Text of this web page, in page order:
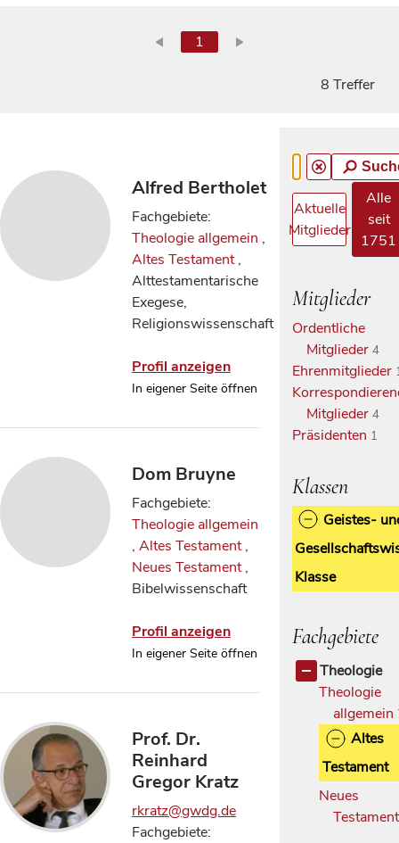
1
8 Treffer
Alfred Bertholet
Fachgebiete:
Theologie allgemein ,
Altes Testament,
Alttestamentarische
Exegese,
Religionswissenschaft
Profil anzeigen
In eigener Seite öffnen
Dom Bruyne
Fachgebiete:
Theologie allgemein
, Altes Testament,
Neues Testament,
Bibelwissenschaft
Profil anzeigen
In eigener Seite öffnen
Prof. Dr.
Reinhard
Gregor Kratz
rkratz@gwdg.de
Fachgebiete:
Aktuelle
Mitglieder
Alle
seit
1751
Mitglieder
Ordentliche
Mitglieder 4
Ehrenmitglieder
Mitglieder 4
Präsidenten 1
Klassen
Geistes-
Klasse
Fachgebiete
Theologie
Theologie
allgemein
Altes
Testament
Neues